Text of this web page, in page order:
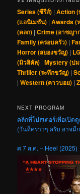
Series (ซีรีส์) |Action
(แอนิเมชัน) |Awards (
(ตลก) |Crime (อาชญา
Family (ครอบครัว) |
Horror (สยองขวัญ) |
(มิวสิคัล) |Mystery (ป
Thriller (ระทึกขวัญ) |
|Western (คาวบอย) |
NEXT PROGRAM
คลิกที่โปสเตอร์เพื่อเปิด
(วันที่คร่าวๆ ครับ อาจมี
ศ 7 ส.ค. – Heel (2025)